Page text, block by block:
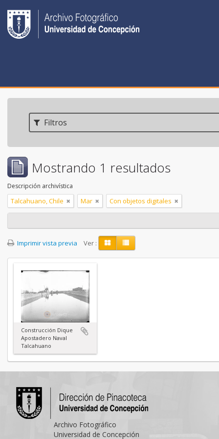
Filtros
Mostrando 1 resultados
Descripción archivística
Talcahuano, Chile Mar Con objetos digitales
Imprimir vista previa Ver :
Construcción Dique
Apostadero Naval
Talcahuano
Archivo Fotográfico
Universidad de Concepción